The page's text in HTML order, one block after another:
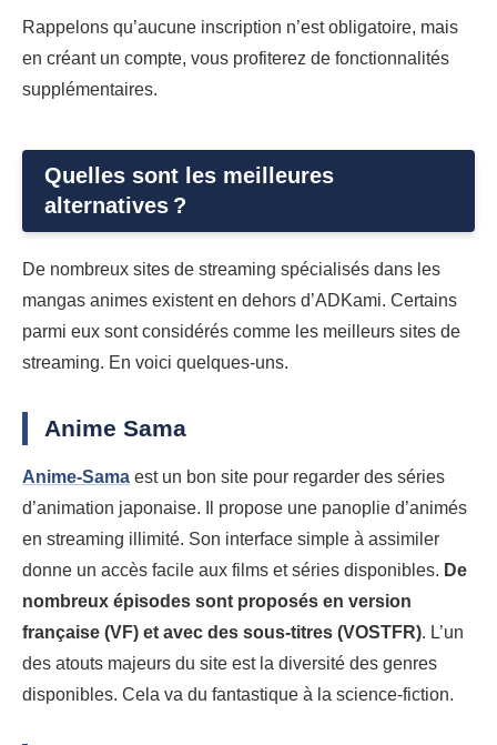
Rappelons qu’aucune inscription n’est obligatoire, mais
en créant un compte, vous profiterez de fonctionnalités
supplémentaires.
Quelles sont les meilleures
alternatives ?
De nombreux sites de streaming spécialisés dans les
mangas animes existent en dehors d’ADKami. Certains
parmi eux sont considérés comme les meilleurs sites de
streaming. En voici quelques-uns.
Anime Sama
Anime-Sama est un bon site pour regarder des séries
d’animation japonaise. Il propose une panoplie d’animés
en streaming illimité. Son interface simple à assimiler
donne un accès facile aux films et séries disponibles. De
nombreux épisodes sont proposés en version
française (VF) et avec des sous-titres (VOSTFR). L’un
des atouts majeurs du site est la diversité des genres
disponibles. Cela va du fantastique à la science-fiction.